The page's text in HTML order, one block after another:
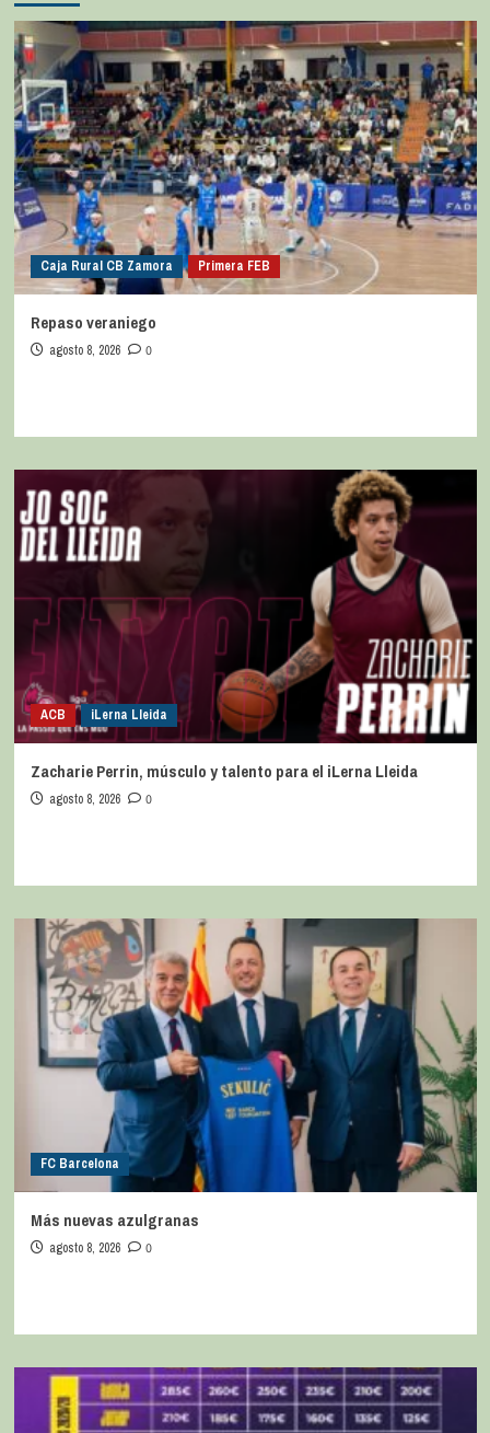
Caja Rural CB Zamora Primera FEB
Repaso veraniego
agosto 8, 2026 0
ACB iLerna Lleida
Zacharie Perrin, músculo y talento para el iLerna Lleida
agosto 8, 2026 0
FC Barcelona
Más nuevas azulgranas
agosto 8, 2026 0